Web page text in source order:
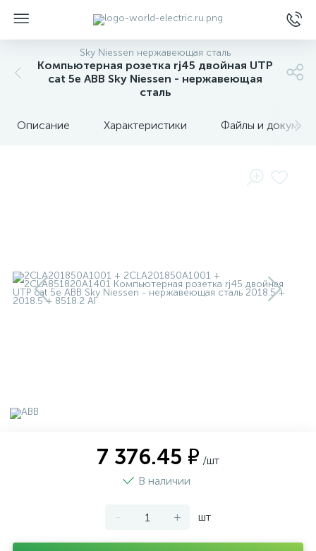
Sky Niessen нержавеющая сталь
Компьютерная розетка rj45 двойная UTP
cat 5e ABB Sky Niessen - нержавеющая
сталь
Описание Характеристики Файлы и
7 376.45 ₽ /шт
В наличии
- + шт